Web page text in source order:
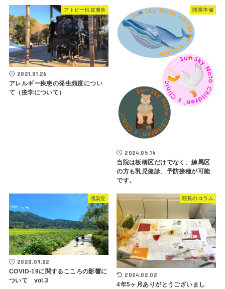
アトピー性皮膚炎
2021.01.26
アレルギー疾患の発生頻度につい
て（疫学について）
開業準備
2024.05.14
当院は板橋区だけでなく、練馬区
の方も乳児健診、予防接種が可能
です。
感染症
2020.09.02
COVID-19に関するこころの影響に
ついて vol.3
院長のコラム
2024.02.02
4年5ヶ月ありがとうございまし